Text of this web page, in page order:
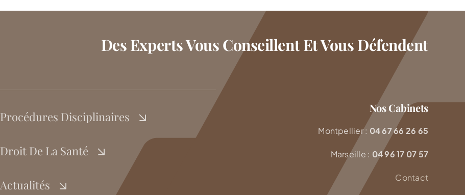
Des Experts Vous Conseillent Et Vous Défendent
Procédures Disciplinaires
Droit De La Santé
Actualités
Nos Cabinets
Montpellier : 04 67 66 26 65
Marseille : 04 96 17 07 57
Contact